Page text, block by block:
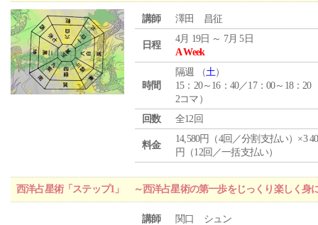
講師 澤田 昌征
日程
4月 19日 ～ 7月 5日
A Week
時間
隔週 （土）
15：20～16：40／17：00～18：20
2コマ）
回数
全12回
料金
14,580円（4回／分割支払い）×3
円（12回／一括支払い）
西洋占星術「ステップ1」 ～西洋占星術の第一歩をじっくり楽しく身
講師 関口 シュン